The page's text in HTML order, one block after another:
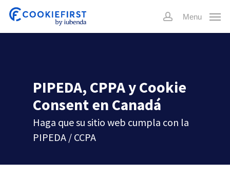
Skip
main
account
Menu
PIPEDA, CPPA y Cookie
Consent en Canadá
Haga que su sitio web cumpla con la
PIPEDA / CCPA